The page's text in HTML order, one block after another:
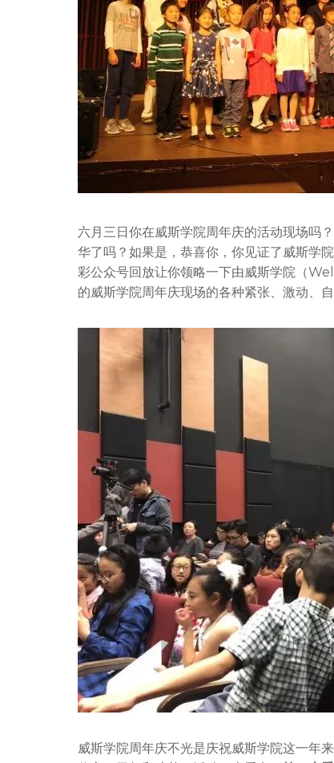
六月三日你在威斯学院周年庆的活动现场吗
华了吗？如果是，恭喜你，你见证了威斯学
彩公众号回放让你领略一下由威斯学院（
的威斯学院周年庆现场的各种紧张、激动、自
威斯学院周年庆不光是庆祝威斯学院这一年